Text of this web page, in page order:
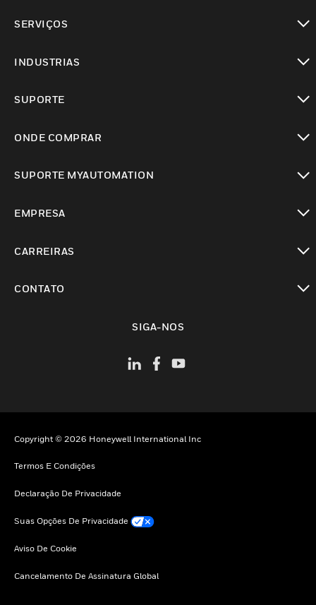
SERVIÇOS
INDUSTRIAS
SUPORTE
ONDE COMPRAR
SUPORTE MYAUTOMATION
EMPRESA
CARREIRAS
CONTATO
SIGA-NOS
Copyright © 2026 Honeywell International Inc
Termos E Condições
Declaração De Privacidade
Suas Opções De Privacidade
Aviso De Cookie
Cancelamento De Assinatura Global